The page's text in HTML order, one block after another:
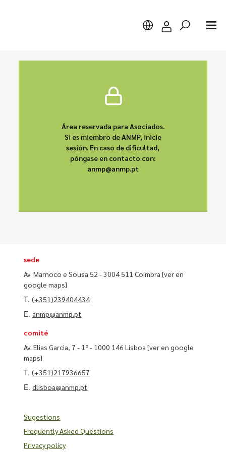
Área reservada para Asociados.
Si es miembro de ANMP, inicie
sesión. En caso de dificultad,
póngase en contacto con:
anmp@anmp.pt
sede
Av. Marnoco e Sousa 52 - 3004 511 Coimbra[ver en
google maps]
T.(+351)239404434
E. anmp@anmp.pt
comité
Av. Elias Garcia, 7 - 1º - 1000 146 Lisboa[ver en google
maps]
T.(+351)217936657
E.dlisboa@anmp.pt
Sugestions
Frequently Asked Questions
Privacy policy